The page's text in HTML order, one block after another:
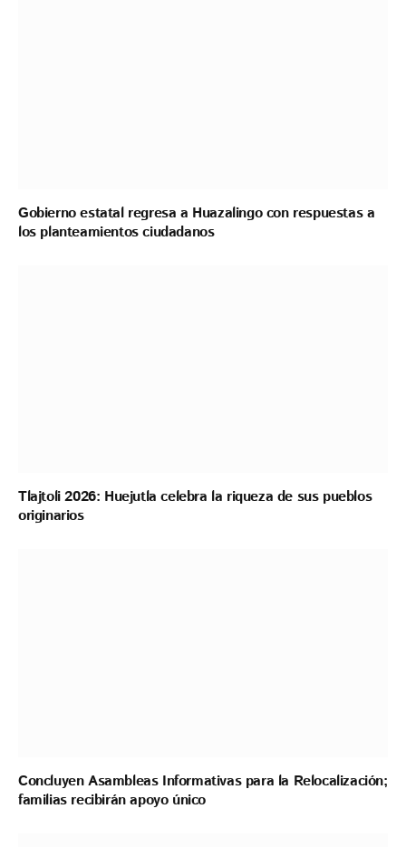
Gobierno estatal regresa a Huazalingo con respuestas a
los planteamientos ciudadanos
Tlajtoli 2026: Huejutla celebra la riqueza de sus pueblos
originarios
Concluyen Asambleas Informativas para la Relocalización;
familias recibirán apoyo único